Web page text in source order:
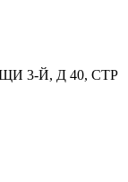
3-Й, Д 40, СТР